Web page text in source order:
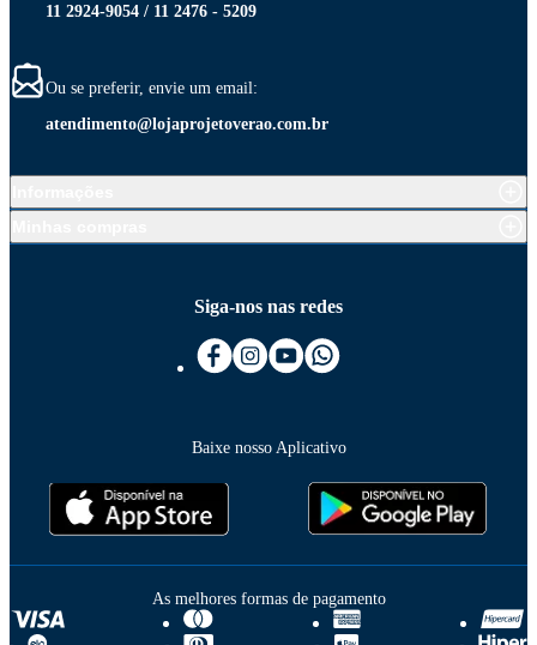
11 2924-9054 / 11 2476 - 5209
Ou se preferir, envie um email:
atendimento@lojaprojetoverao.com.br
Siga-nos nas redes
Baixe nosso Aplicativo
As melhores formas de pagamento